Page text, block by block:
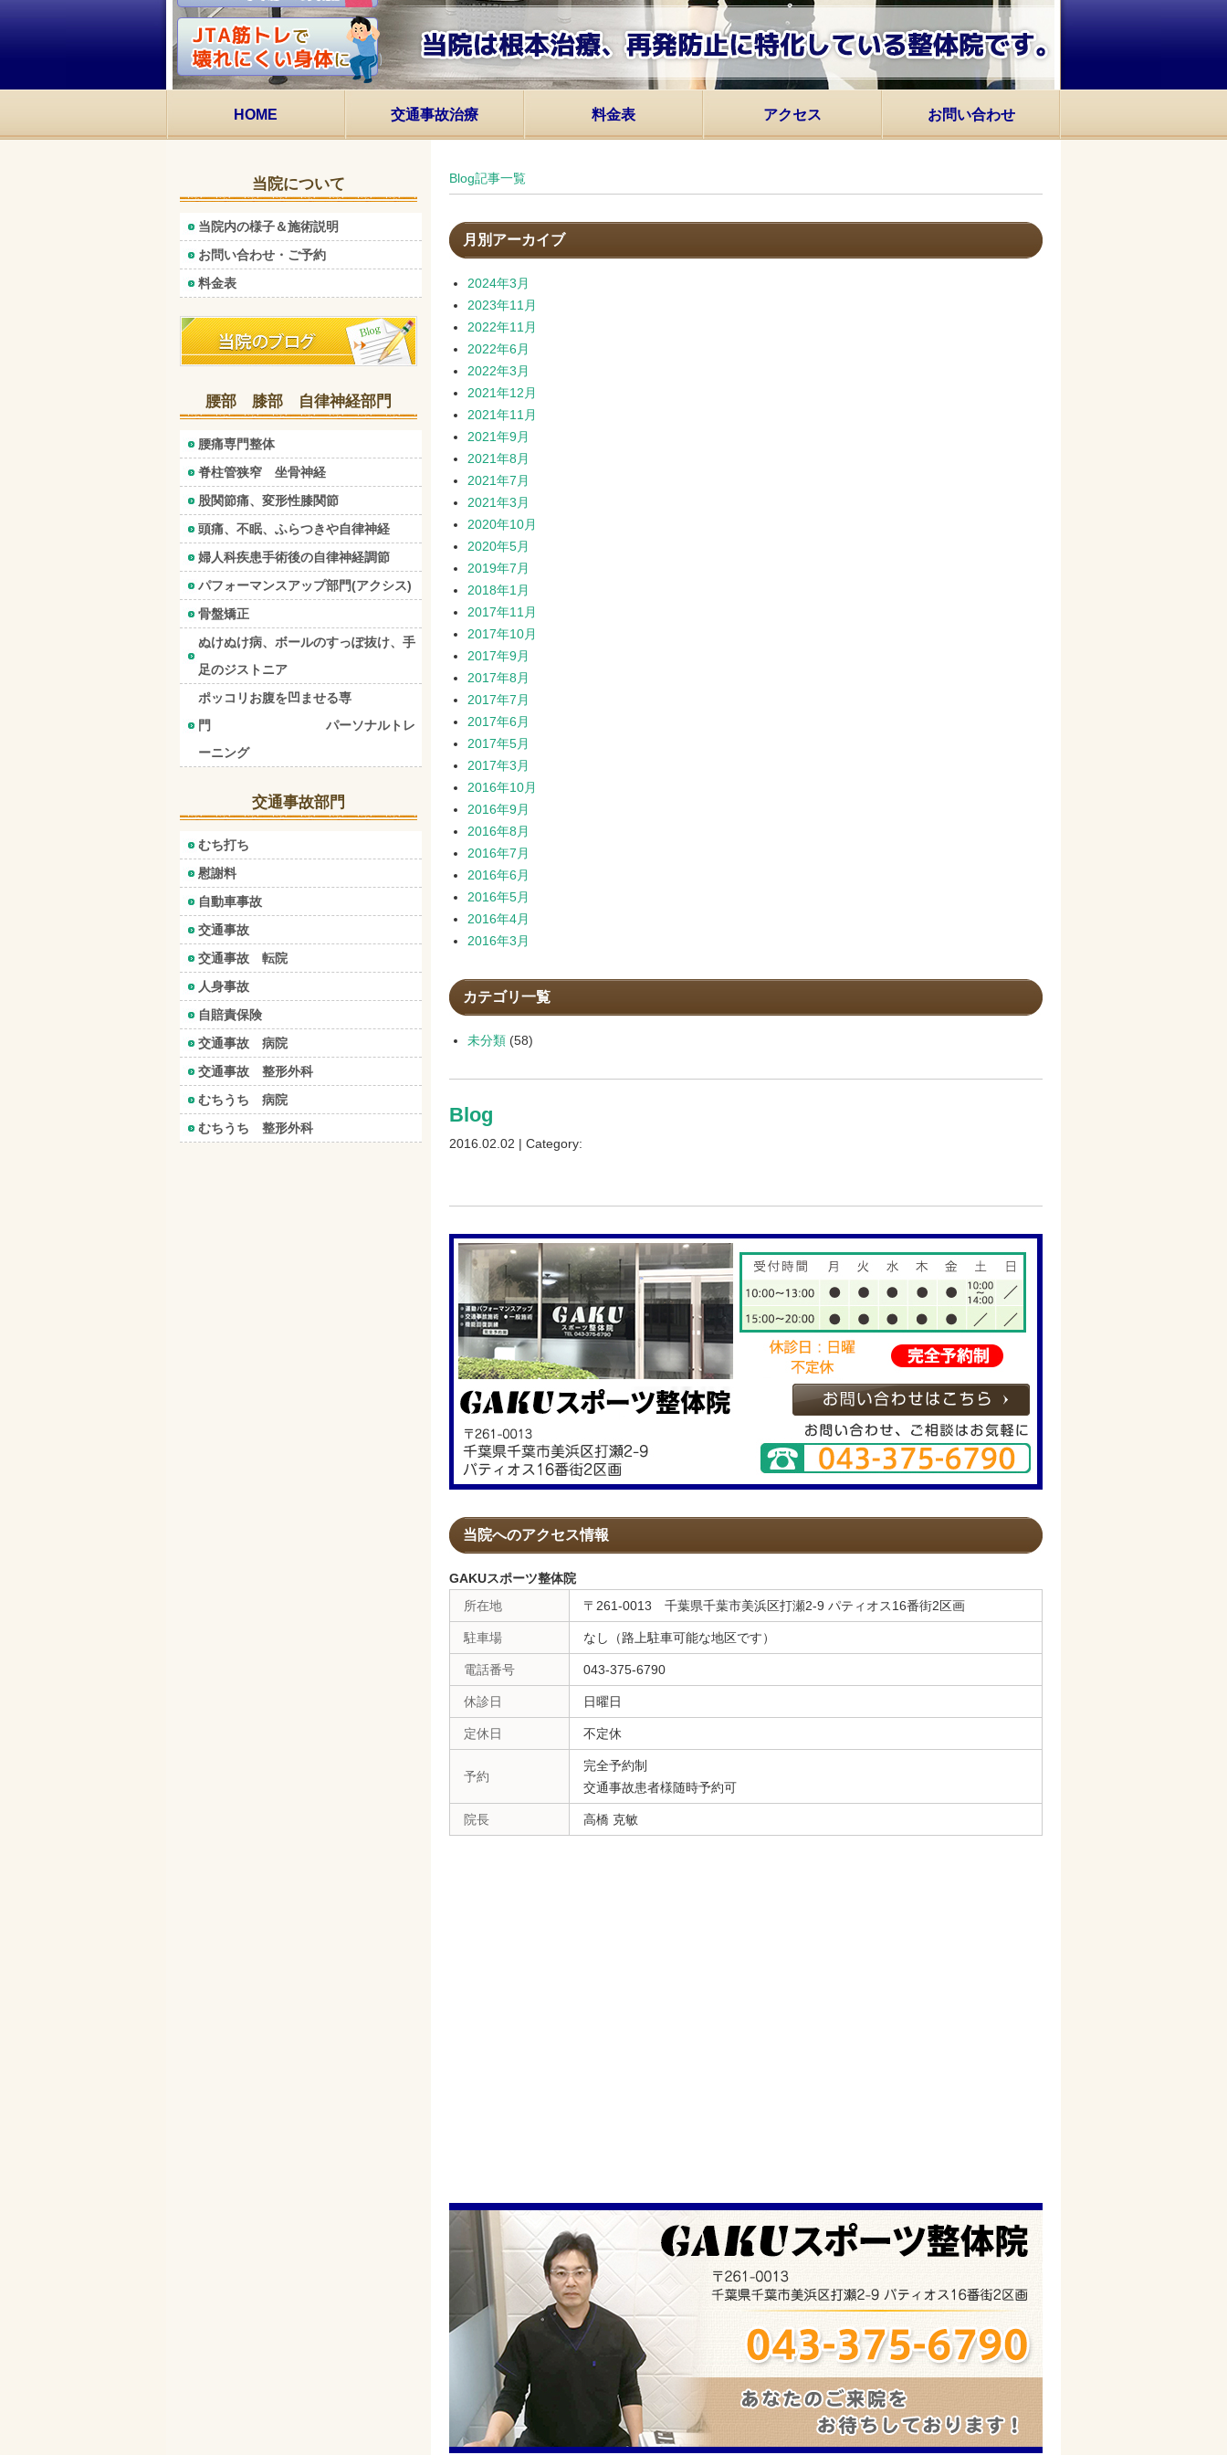
HOME 交通事故治療 料金表 アクセス お問い合わせ
Blog記事一覧
月別アーカイブ
2024年3月
2023年11月
2022年11月
2022年6月
2022年3月
2021年12月
2021年11月
2021年9月
2021年8月
2021年7月
2021年3月
2020年10月
2020年5月
2019年7月
2018年1月
2017年11月
2017年10月
2017年9月
2017年8月
2017年7月
2017年6月
2017年5月
2017年3月
2016年10月
2016年9月
2016年8月
2016年7月
2016年6月
2016年5月
2016年4月
2016年3月
カテゴリ一覧
未分類 (58)
Blog
2016.02.02 | Category:
当院へのアクセス情報
GAKUスポーツ整体院
所在地
〒261-0013 千葉県千葉市美浜区打瀬2-9 パティオス16番街2区画
駐車場 なし（路上駐車可能な地区です）
電話番号 043-375-6790
休診日 日曜日
定休日 不定休
予約
完全予約制
交通事故患者様随時予約可
院長 高橋 克敏
当院について
当院内の様子＆施術説明
お問い合わせ・ご予約
料金表
腰部 膝部 自律神経部門
腰痛専門整体
脊柱管狭窄 坐骨神経
股関節痛、変形性膝関節
頭痛、不眠、ふらつきや自律神経
婦人科疾患手術後の自律神経調節
パフォーマンスアップ部門(アクシス)
骨盤矯正
ぬけぬけ病、ボールのすっぽ抜け、手
足のジストニア
ポッコリお腹を凹ませる専
門 パーソナルトレ
ーニング
交通事故部門
むち打ち
慰謝料
自動車事故
交通事故
交通事故 転院
人身事故
自賠責保険
交通事故 病院
交通事故 整形外科
むちうち 病院
むちうち 整形外科